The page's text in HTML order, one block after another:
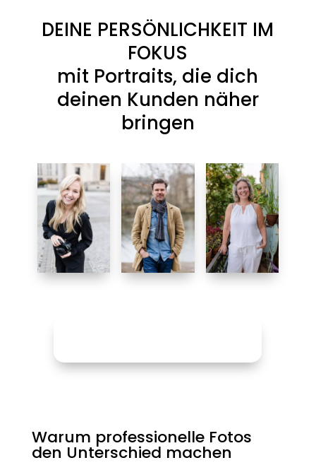
DEINE PERSÖNLICHKEIT IM
FOKUS
mit Portraits, die dich
deinen Kunden näher
bringen
Warum professionelle Fotos
den Unterschied machen